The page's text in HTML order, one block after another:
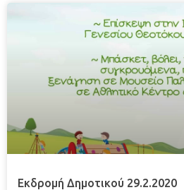
Εκδρομή Δημοτικού 29.2.2020